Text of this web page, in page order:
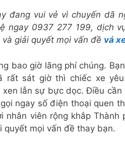
đang vui vẻ vì chuyến dã
ngay 0937 277 199, dịch
giải quyết mọi vấn đề vá
bao giờ lãng phí chúng.
rất sát giờ thì chiếc xe
lẫn sự bực dọc. Điều
ngay số điện thoại quen
nhân viên rộng khắp Thành
quyết mọi vấn đề thay bạn.